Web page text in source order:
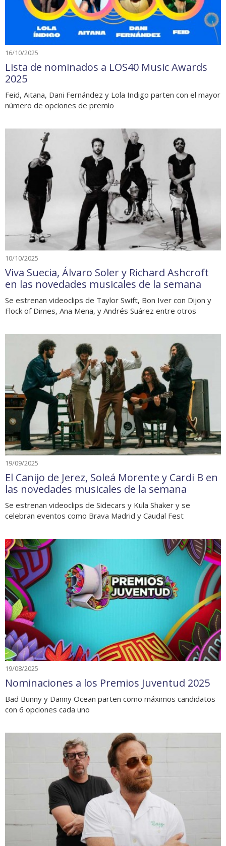
16/10/2025
Lista de nominados a LOS40 Music Awards
2025
Feid, Aitana, Dani Fernández y Lola Indigo parten con el mayor
número de opciones de premio
10/10/2025
Viva Suecia, Álvaro Soler y Richard Ashcroft
en las novedades musicales de la semana
Se estrenan videoclips de Taylor Swift, Bon Iver con Dijon y
Flock of Dimes, Ana Mena, y Andrés Suárez entre otros
19/09/2025
El Canijo de Jerez, Soleá Morente y Cardi B en
las novedades musicales de la semana
Se estrenan videoclips de Sidecars y Kula Shaker y se
celebran eventos como Brava Madrid y Caudal Fest
19/08/2025
Nominaciones a los Premios Juventud 2025
Bad Bunny y Danny Ocean parten como máximos candidatos
con 6 opciones cada uno